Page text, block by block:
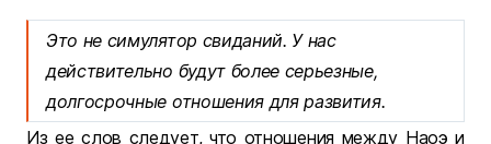
Это не симулятор свиданий. У нас
действительно будут более серьезные,
долгосрочные отношения для развития.
Из ее слов следует, что отношения между Наоэ и